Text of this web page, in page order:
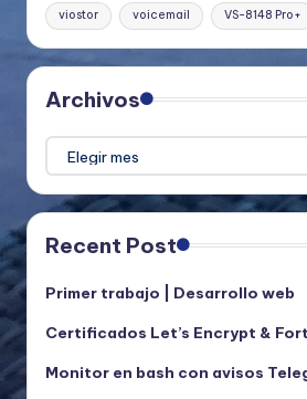
viostor voicemail VS-8148 Pro+
Archivos
Archivos
Recent Post
Primer trabajo | Desarrollo web
Certificados Let’s Encrypt &
Monitor en bash con avisos